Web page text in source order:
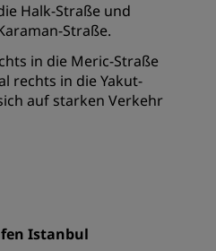
Halk-Straße und
Straße.
in die Meric-Straße
rechts in die Yakut-
auf starken Verkehr
Istanbul